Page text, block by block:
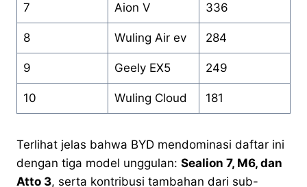
7 Aion V 336
8 Wuling Air ev 284
9 Geely EX5 249
10 Wuling Cloud 181
Terlihat jelas bahwa BYD mendominasi daftar ini
dengan tiga model unggulan: Sealion 7, M6, dan
Atto 3, serta kontribusi tambahan dari sub-